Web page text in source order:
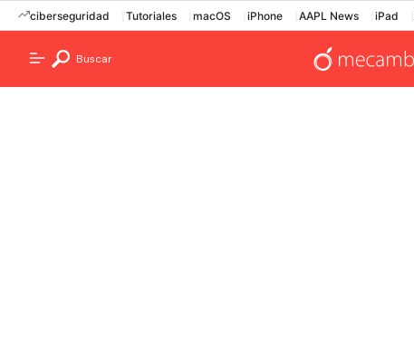
ciberseguridad Tutoriales macOS iPhone AAPL News iPad
Buscar